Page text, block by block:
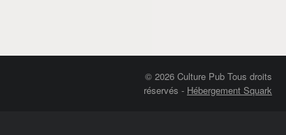
© 2026 Culture Pub Tous droits
réservés - Hébergement Squark